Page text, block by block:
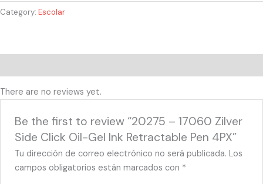
Category: Escolar
There are no reviews yet.
Be the first to review “20275 – 17060 Zilver
Side Click Oil-Gel Ink Retractable Pen 4PX”
Tu dirección de correo electrónico no será publicada. Los
campos obligatorios están marcados con *